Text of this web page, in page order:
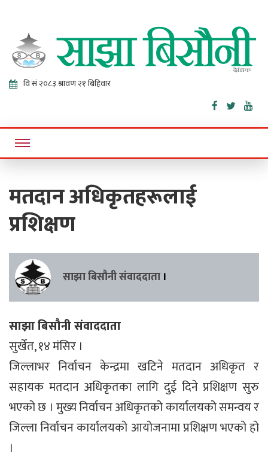
Sajha
Bisaunee
Online News Portal
मतदान अधिकृतहरूलाई
प्रशिक्षण
साझा बिसौनी संवाददाता ।
साझा बिसौनी संवाददाता
सुर्खेत, १४ मंसिर ।
जिल्लाभर निर्वाचन केन्द्रमा खटिने मतदान अधिकृत र
सहायक मतदान अधिकृतका लागि दुई दिने प्रशिक्षण सुरु
भएको छ । मुख्य निर्वाचन अधिकृतको कार्यालयको समन्वय र
जिल्ला निर्वाचन कार्यालयको आयोजनामा प्रशिक्षण भएको हो
।